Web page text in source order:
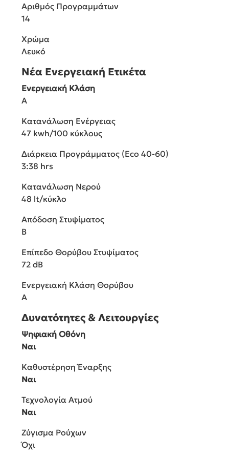
Αριθμός Προγραμμάτων
14
Χρώμα
Λευκό
Νέα Ενεργειακή Ετικέτα
Ενεργειακή Κλάση
A
Κατανάλωση Ενέργειας
47 kwh/100 κύκλους
Διάρκεια Προγράμματος (Eco 40-60)
3:38 hrs
Κατανάλωση Νερού
48 lt/κύκλο
Απόδοση Στυψίματος
B
Επίπεδο Θορύβου Στυψίματος
72 dB
Ενεργειακή Κλάση Θορύβου
A
Δυνατότητες & Λειτουργίες
Ψηφιακή Οθόνη
Ναι
Καθυστέρηση Έναρξης
Ναι
Τεχνολογία Ατμού
Ναι
Ζύγισμα Ρούχων
Όχι